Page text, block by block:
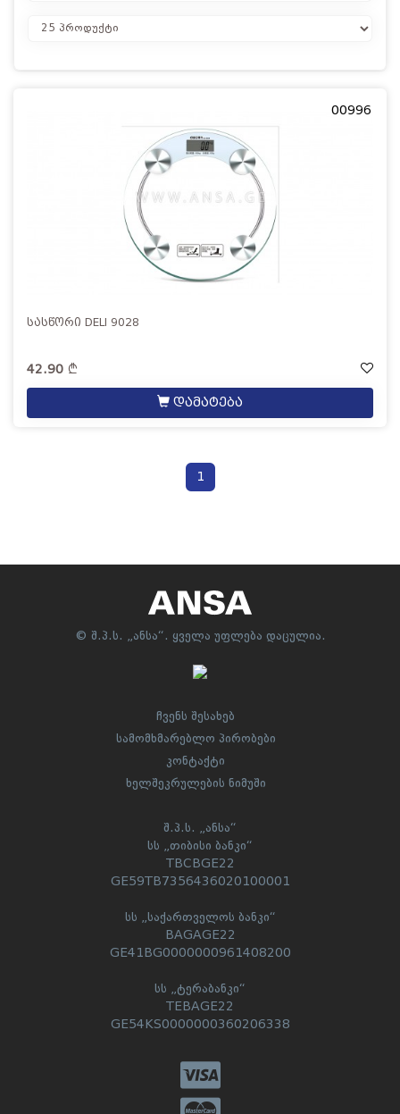
00996
სასწორი DELI 9028
42.90
დამატება
1
© შ.პ.ს. „ანსა“. ყველა უფლება დაცულია.
ჩვენს შესახებ
სამომხმარებლო პირობები
კონტაქტი
ხელშეკრულების ნიმუში
შ.პ.ს. „ანსა“
სს „თიბისი ბანკი“
TBCBGE22
GE59TB7356436020100001
სს „საქართველოს ბანკი“
BAGAGE22
GE41BG0000000961408200
სს „ტერაბანკი“
TEBAGE22
GE54KS0000000360206338